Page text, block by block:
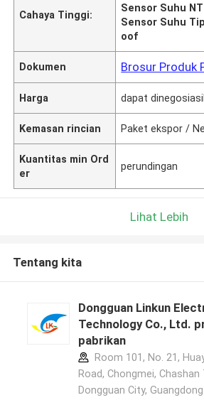
Cahaya Tinggi:
Sensor Suhu
Sensor Suhu
oof
Dokumen Brosur Produk
Harga dapat
Kemasan rincian Paket ekspor /
Kuantitas min Ord
er
perundingan
Lihat Lebih
Tentang kita
Dongguan Linkun
Technology Co., Ltd.
pabrikan
Room 101, No. 21,
Road, Chongmei, Chashan
Dongguan City, Guangdong